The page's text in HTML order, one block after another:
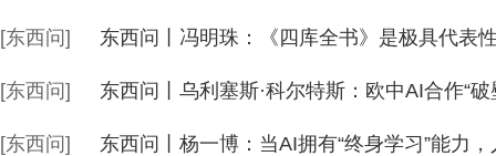
[东西问] 东西问丨冯明珠：《四库全书》是极具代表
[东西问] 东西问丨乌利塞斯·科尔特斯：欧中AI合作“破
[东西问] 东西问丨杨一博：当AI拥有“终身学习”能力